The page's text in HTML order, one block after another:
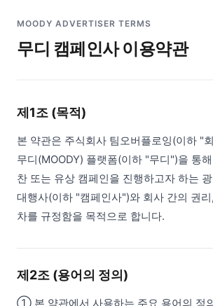
MOODY ADVERTISER TERMS
무디 캠페인사 이용약관
제1조 (목적)
본 약관은 주식회사 팀오버플로잉(이하 "
무디(MOODY) 플랫폼(이하 "무디")을 통
찬 또는 유상 캠페인을 진행하고자 하는
대행사(이하 "캠페인사")와 회사 간의 권
차를 규정함을 목적으로 합니다.
제2조 (용어의 정의)
① 본 약관에서 사용하는 주요 용어의 정